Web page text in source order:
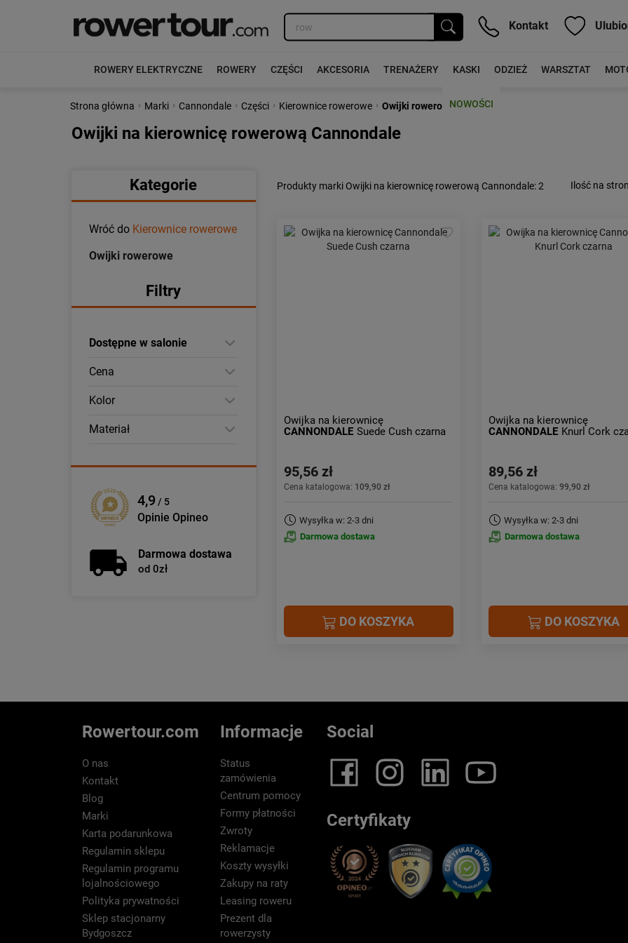
Kontakt
ROWERY ELEKTRYCZNE ROWERY CZĘŚCI AKCESORIA TRENAŻERY KASKI ODZIEŻ WARSZTAT
NOWOŚCI
Strona główna › Marki › Cannondale › Części › Kierownice rowerowe › Owijki rowerowe
Owijki na kierownicę rowerową Cannondale
Ilość na
Kategorie
Wróć do Kierownice rowerowe
Owijki rowerowe
Filtry
Dostępne w salonie
Cena
Kolor
Materiał
4,9 / 5
Opinie Opineo
Darmowa dostawa
od 0zł
Produkty marki Owijki na kierownicę rowerową Cannondale: 2
Owijka na kierownicę
CANNONDALE Suede Cush czarna
95,56 zł
Cena katalogowa: 109,90 zł
Wysyłka w: 2-3 dni
Darmowa dostawa
DO KOSZYKA
Owijka na kierownicę
CANNONDALE Knurl Cork
89,56 zł
Cena katalogowa: 99,90 zł
Wysyłka w: 2-3 dni
Darmowa dostawa
DO KOSZYKA
Rowertour.com
O nas
Kontakt
Blog
Marki
Karta podarunkowa
Regulamin sklepu
Regulamin programu
lojalnościowego
Polityka prywatności
Sklep stacjonarny
Bydgoszcz
Informacje
Status
zamówienia
Centrum pomocy
Formy płatności
Zwroty
Reklamacje
Koszty wysyłki
Zakupy na raty
Leasing roweru
Prezent dla
rowerzysty
Social
Certyfikaty